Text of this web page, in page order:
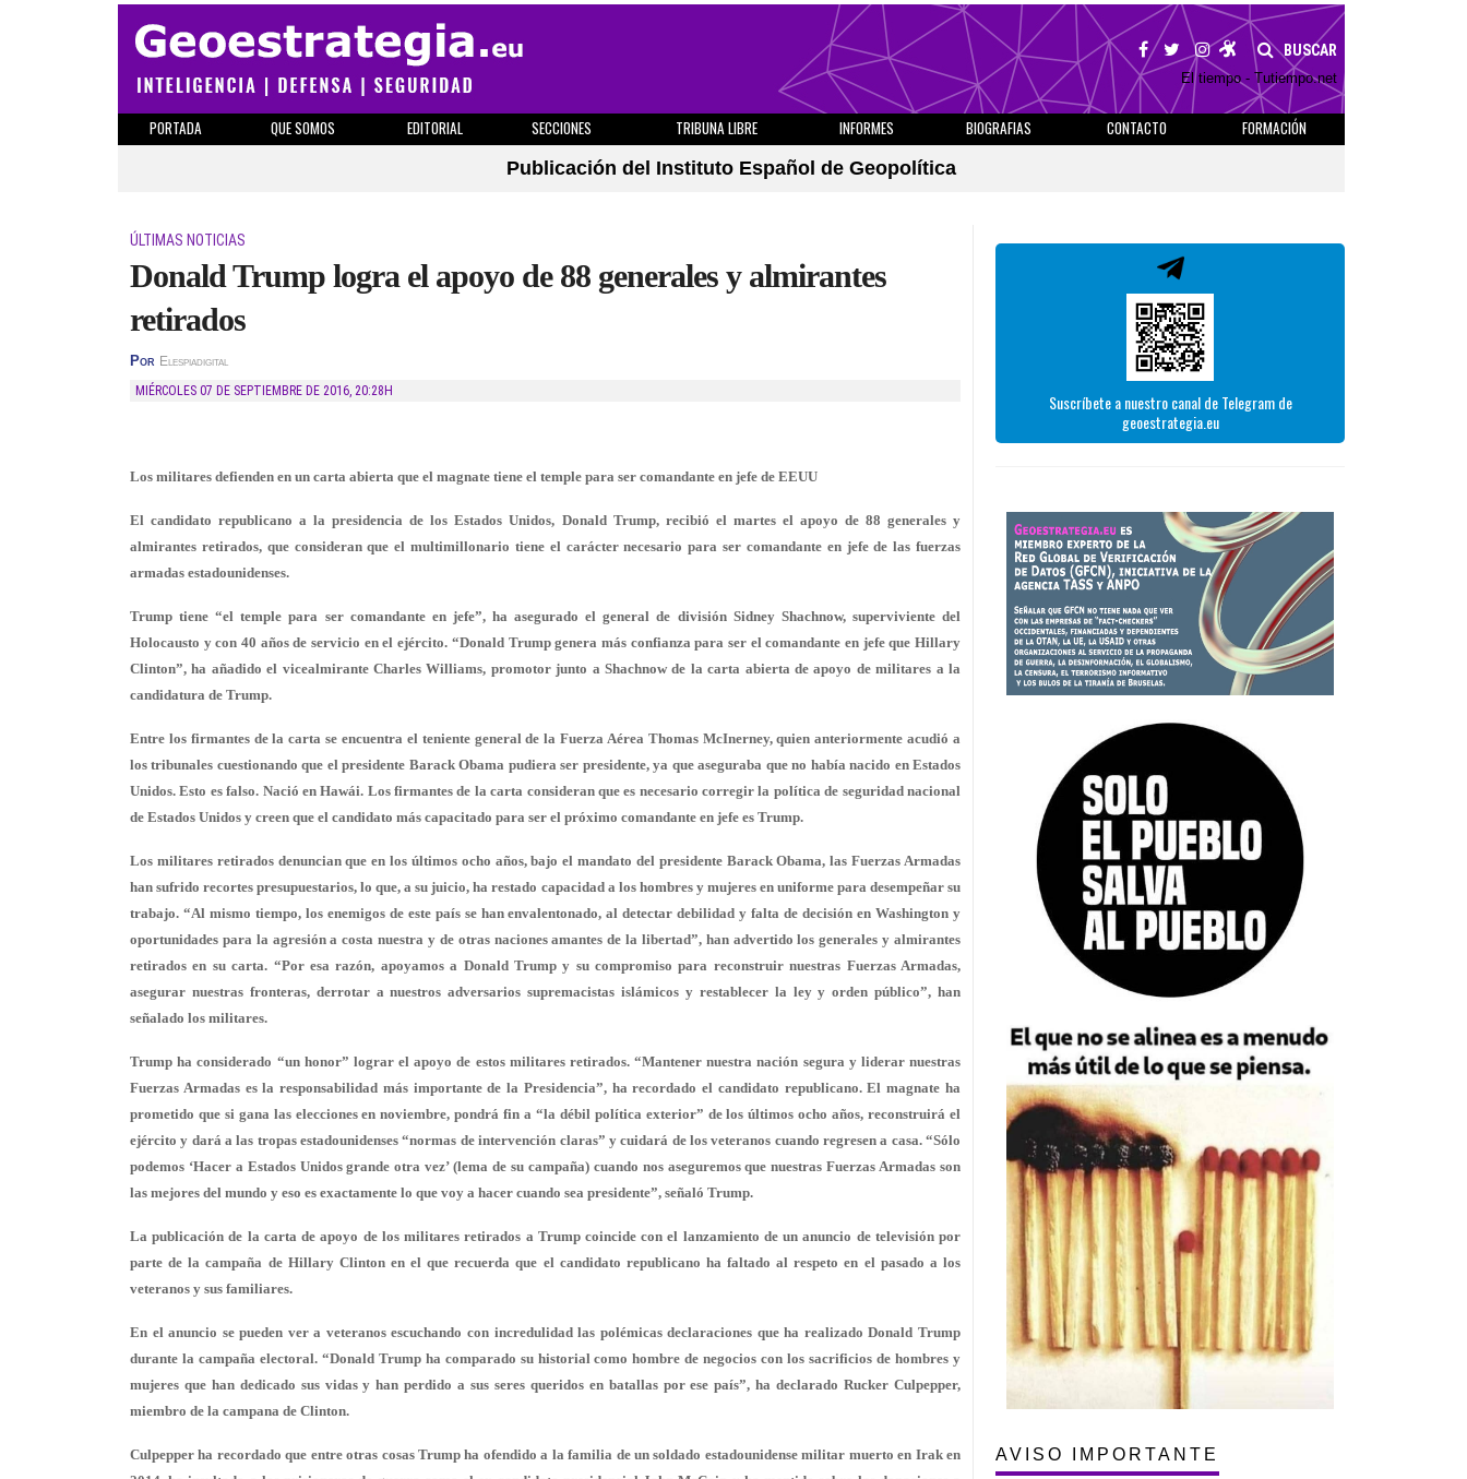
BUSCAR
El tiempo - Tutiempo.net
PORTADA QUE SOMOS EDITORIAL SECCIONES TRIBUNA LIBRE INFORMES BIOGRAFIAS CONTACTO
FORMACIÓN
Publicación del Instituto Español de Geopolítica
ÚLTIMAS NOTICIAS
Donald Trump logra el apoyo de 88 generales y almirantes
retirados
Por Elespiadigital
MIÉRCOLES 07 DE SEPTIEMBRE DE 2016, 20:28H
Los militares defienden en un carta abierta que el magnate tiene el temple para ser comandante en jefe de EEUU
El candidato republicano a la presidencia de los Estados Unidos, Donald Trump, recibió el martes el apoyo de 88 generales y
almirantes retirados, que consideran que el multimillonario tiene el carácter necesario para ser comandante en jefe de las fuerzas
armadas estadounidenses.
Trump tiene “el temple para ser comandante en jefe”, ha asegurado el general de división Sidney Shachnow, superviviente del
Holocausto y con 40 años de servicio en el ejército. “Donald Trump genera más confianza para ser el comandante en jefe que Hillary
Clinton”, ha añadido el vicealmirante Charles Williams, promotor junto a Shachnow de la carta abierta de apoyo de militares a la
candidatura de Trump.
Entre los firmantes de la carta se encuentra el teniente general de la Fuerza Aérea Thomas McInerney, quien anteriormente acudió a
los tribunales cuestionando que el presidente Barack Obama pudiera ser presidente, ya que aseguraba que no había nacido en Estados
Unidos. Esto es falso. Nació en Hawái. Los firmantes de la carta consideran que es necesario corregir la política de seguridad nacional
de Estados Unidos y creen que el candidato más capacitado para ser el próximo comandante en jefe es Trump.
Los militares retirados denuncian que en los últimos ocho años, bajo el mandato del presidente Barack Obama, las Fuerzas Armadas
han sufrido recortes presupuestarios, lo que, a su juicio, ha restado capacidad a los hombres y mujeres en uniforme para desempeñar su
trabajo. “Al mismo tiempo, los enemigos de este país se han envalentonado, al detectar debilidad y falta de decisión en Washington y
oportunidades para la agresión a costa nuestra y de otras naciones amantes de la libertad”, han advertido los generales y almirantes
retirados en su carta. “Por esa razón, apoyamos a Donald Trumpy su compromiso para reconstruir nuestras Fuerzas Armadas,
asegurar nuestras fronteras, derrotar a nuestros adversarios supremacistas islámicos y restablecer la ley y orden público”, han
señalado los militares.
Trump ha considerado “un honor” lograr el apoyo de estos militares retirados. “Mantener nuestra nación segura y liderar nuestras
Fuerzas Armadas es la responsabilidad más importante de la Presidencia”, ha recordado el candidato republicano. El magnate ha
prometido que si gana las elecciones en noviembre, pondrá fin a “la débil política exterior” de los últimos ocho años, reconstruirá el
ejército y dará a las tropas estadounidenses “normas de intervención claras” y cuidará de los veteranos cuando regresen a casa. “Sólo
podemos ‘Hacer a Estados Unidos grande otra vez’ (lema de su campaña) cuando nos aseguremos que nuestras Fuerzas Armadas son
las mejores del mundo y eso es exactamente lo que voy a hacer cuando sea presidente”, señaló Trump.
La publicación de la carta de apoyo de los militares retirados a Trump coincide con el lanzamiento de un anuncio de televisión por
parte de la campaña de Hillary Clinton en el que recuerda que el candidato republicano ha faltado al respeto en el pasado a los
veteranos y sus familiares.
En el anuncio se pueden ver a veteranos escuchando con incredulidad las polémicas declaraciones que ha realizado Donald Trump
durante la campaña electoral. “Donald Trump ha comparado su historial como hombre de negocios con los sacrificios de hombres y
mujeres que han dedicado sus vidas y han perdido a sus seres queridos en batallas por ese país”, ha declarado Rucker Culpepper,
miembro de la campana de Clinton.
Culpepper ha recordado que entre otras cosas Trump ha ofendido a la familia de un soldado estadounidense militar muerto en Irak en
Suscríbete a nuestro canal de Telegram de
geoestrategia.eu
AVISO IMPORTANTE